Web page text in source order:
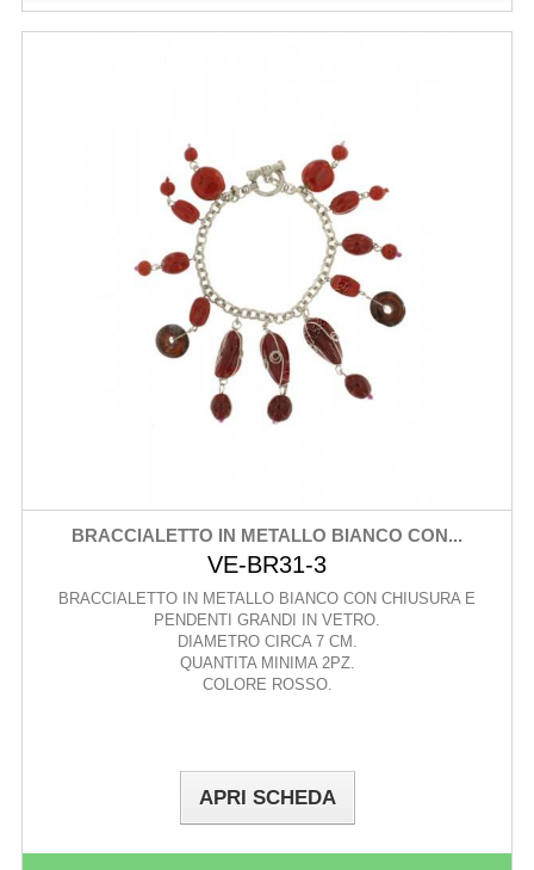
BRACCIALETTO IN METALLO BIANCO CON...
VE-BR31-3
BRACCIALETTO IN METALLO BIANCO CON CHIUSURA E
PENDENTI GRANDI IN VETRO.
DIAMETRO CIRCA 7 CM.
QUANTITA MINIMA 2PZ.
COLORE ROSSO.
APRI SCHEDA